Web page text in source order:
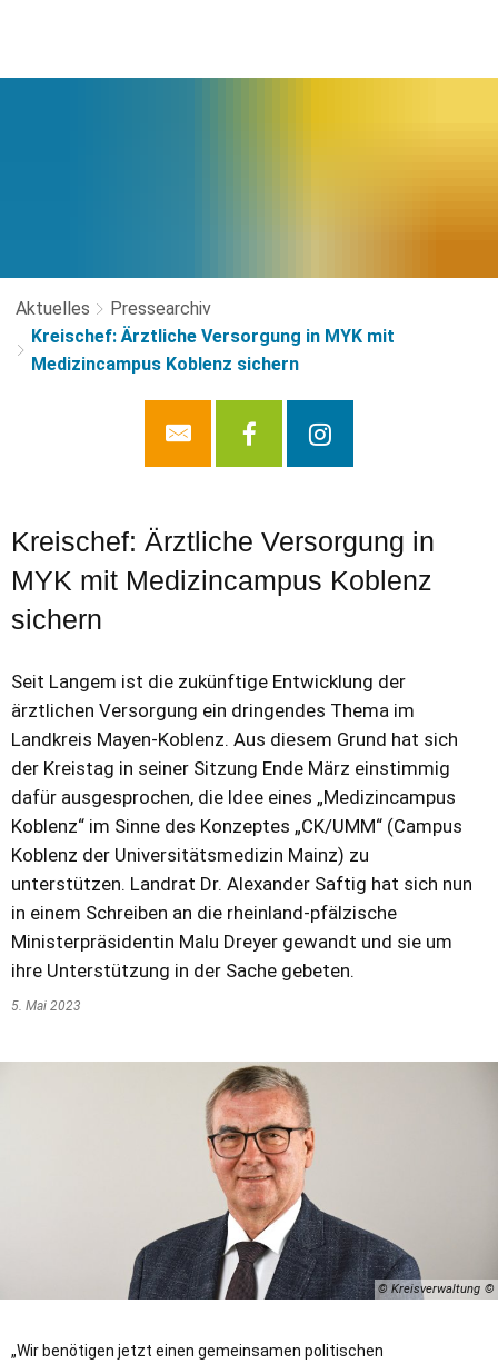
Aktuelles
Pressearchiv
Kreischef: Ärztliche Versorgung in MYK mit
Medizincampus Koblenz sichern
Kreischef: Ärztliche Versorgung in
MYK mit Medizincampus Koblenz
sichern
Seit Langem ist die zukünftige Entwicklung der
ärztlichen Versorgung ein dringendes Thema im
Landkreis Mayen-Koblenz. Aus diesem Grund hat sich
der Kreistag in seiner Sitzung Ende März einstimmig
dafür ausgesprochen, die Idee eines „Medizincampus
Koblenz“ im Sinne des Konzeptes „CK/UMM“ (Campus
Koblenz der Universitätsmedizin Mainz) zu
unterstützen. Landrat Dr. Alexander Saftig hat sich nun
in einem Schreiben an die rheinland-pfälzische
Ministerpräsidentin Malu Dreyer gewandt und sie um
ihre Unterstützung in der Sache gebeten.
5. Mai 2023
© Kreisverwaltung
„Wir benötigen jetzt einen gemeinsamen politischen